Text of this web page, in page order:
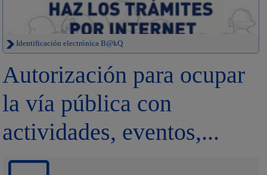
Identificación electrónica B@kQ
Autorización para ocupar
la vía pública con
actividades, eventos,...